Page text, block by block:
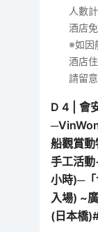
人數
酒店
※如因
酒店
請留意
D4 |會
船觀賞
手工活
小時)─「
入場) ~
(日本橋